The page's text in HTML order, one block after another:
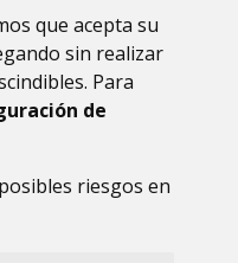
que acepta su
sin realizar
Para
de
riesgos en